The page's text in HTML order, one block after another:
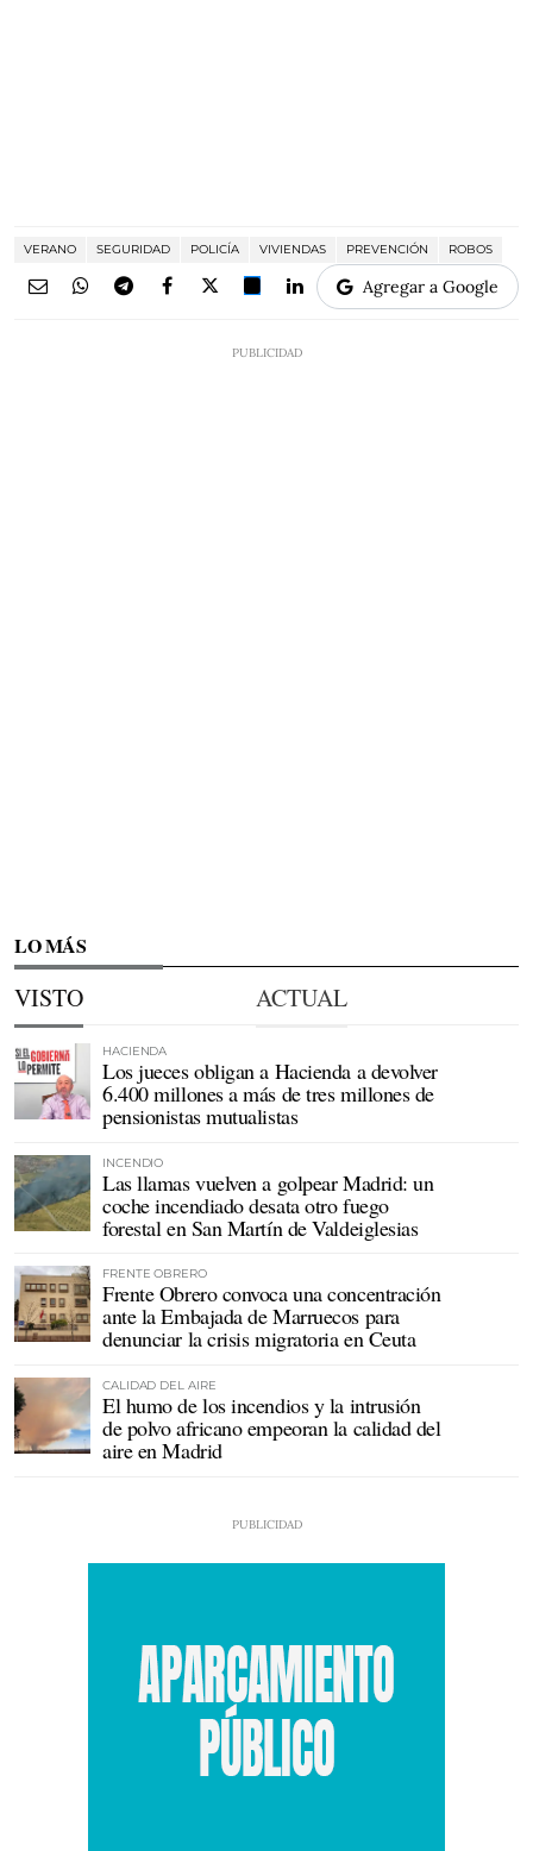
VERANO SEGURIDAD POLICÍA VIVIENDAS PREVENCIÓN ROBOS
Agregar a Google
LO MÁS
VISTO ACTUAL
HACIENDA
Los jueces obligan a Hacienda a devolver
6.400 millones a más de tres millones de
pensionistas mutualistas
INCENDIO
Las llamas vuelven a golpear Madrid: un
coche incendiado desata otro fuego
forestal en San Martín de Valdeiglesias
FRENTE OBRERO
Frente Obrero convoca una concentración
ante la Embajada de Marruecos para
denunciar la crisis migratoria en Ceuta
CALIDAD DEL AIRE
El humo de los incendios y la intrusión
de polvo africano empeoran la calidad del
aire en Madrid